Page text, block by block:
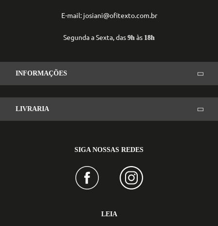
E-mail: josiani@ofitexto.com.br
Segunda a Sexta, das 9h às 18h
INFORMAÇÕES
LIVRARIA
SIGA NOSSAS REDES
LEIA